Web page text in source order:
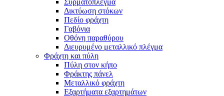
Συρματόπλεγμα
Δικτύωση στόκων
Πεδίο φράχτη
Γαβόνια
Οθόνη παραθύρου
Διευρυμένο μεταλλικό πλέγμα
Φράχτη και πύλη
Πύλη στον κήπο
Φράκτης πάνελ
Μεταλλικό φράχτη
Εξαρτήματα εξαρτημάτων